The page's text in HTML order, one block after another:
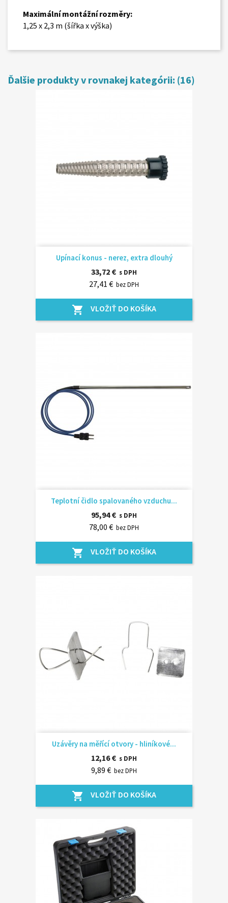
Maximální montážní rozměry:
1,25 x 2,3 m (šířka x výška)
Ďalšie produkty v rovnakej kategórii: (16)
Upínací konus - nerez, extra dlouhý
33,72 € s DPH
27,41 € bez DPH
shopping_cart VLOŽIŤ DO KOŠÍKA
Teplotní čidlo spalovaného vzduchu...
95,94 € s DPH
78,00 € bez DPH
shopping_cart VLOŽIŤ DO KOŠÍKA
Uzávěry na měřící otvory - hliníkové...
12,16 € s DPH
9,89 € bez DPH
shopping_cart VLOŽIŤ DO KOŠÍKA